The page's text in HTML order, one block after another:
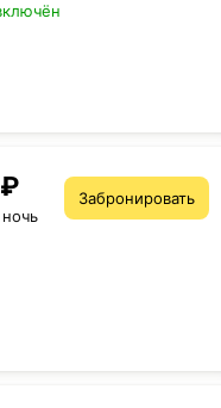
Забронировать